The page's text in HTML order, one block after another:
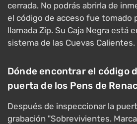
cerrada. No podrás abrirla de
el código de acceso fue tomado
llamada Zip. Su Caja Negra está
sistema de las Cuevas Calientes.
Dónde encontrar el código
puerta de los Pens de
Después de inspeccionar la
grabación "Sobrevivientes.